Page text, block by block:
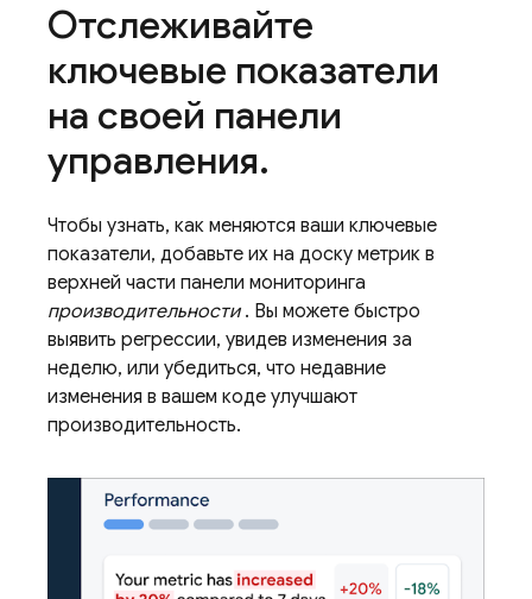
Отслеживайте
ключевые показатели
на своей панели
управления.
Чтобы узнать, как меняются ваши ключевые
показатели, добавьте их на доску метрик в
верхней части панели мониторинга
производительности. Вы можете быстро
выявить регрессии, увидев изменения за
неделю, или убедиться, что недавние
изменения в вашем коде улучшают
производительность.